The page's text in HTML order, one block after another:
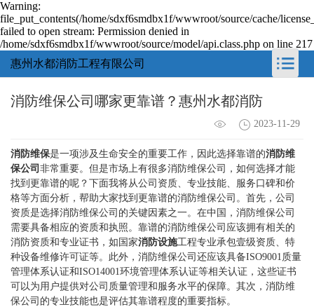
Warning:
file_put_contents(/home/sdxf6smdbx1f/wwwroot/source/cache/
failed to open stream: Permission denied in
/home/sdxf6smdbx1f/wwwroot/source/model/api.class.php on line 217
惠州水都消防工程有限公司
消防维保公司哪家更靠谱？惠州水都消防
2023-11-29
消防维保是一项涉及生命安全的重要工作，因此选择靠谱的消防维
保公司 非常重要。但是市场上有很多消防维保公司，如何选择才能
找到更靠谱的呢？下面我将从公司资质、专业技能、服务口碑和价
格等方面分析，帮助大家找到更靠谱的消防维保公司。首先，公司
资质是选择消防维保公司的关键因素之一。在中国，消防维保公司
需要具备相应的资质和执照。靠谱的消防维保公司应该拥有相关的
消防资质和专业证书，如国家消防设施工程专业承包壹级资质、特
种设备维修许可证等。此外，消防维保公司还应该具备ISO9001质量
管理体系认证和ISO14001环境管理体系认证等相关认证，这些证书
可以为用户提供对公司质量管理和服务水平的保障。其次，消防维
保公司的专业技能也是评估其靠谱程度的重要指标。